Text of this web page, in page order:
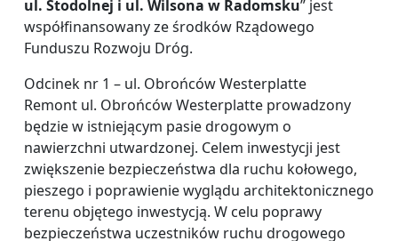
ul. Stodolnej i ul. Wilsona w Radomsku” jest
współfinansowany ze środków Rządowego
Funduszu Rozwoju Dróg.
Odcinek nr 1 – ul. Obrońców Westerplatte
Remont ul. Obrońców Westerplatte prowadzony
będzie w istniejącym pasie drogowym o
nawierzchni utwardzonej. Celem inwestycji jest
zwiększenie bezpieczeństwa dla ruchu kołowego,
pieszego i poprawienie wyglądu architektonicznego
terenu objętego inwestycją. W celu poprawy
bezpieczeństwa uczestników ruchu drogowego